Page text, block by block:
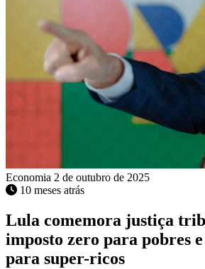
Economia 2 de outubro de 2025
10 meses atrás
Lula comemora justiça
imposto zero para pobres
para super-ricos